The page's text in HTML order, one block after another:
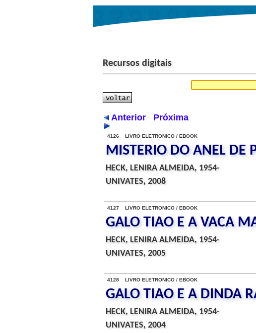
Recursos digitais
Anterior Próxima
4126 LIVRO ELETRONICO / EBOOK
MISTERIO DO ANEL DE
HECK, LENIRA ALMEIDA, 1954-
UNIVATES, 2008
4127 LIVRO ELETRONICO / EBOOK
GALO TIAO E A VACA
HECK, LENIRA ALMEIDA, 1954-
UNIVATES, 2005
4128 LIVRO ELETRONICO / EBOOK
GALO TIAO E A DINDA
HECK, LENIRA ALMEIDA, 1954-
UNIVATES, 2004